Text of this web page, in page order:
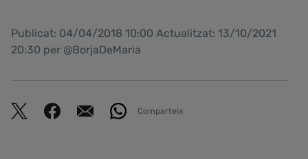
Publicat: 04/04/2018 10:00 Actualitzat: 13/10/2021
20:30 per @BorjaDeMaria
Comparteix